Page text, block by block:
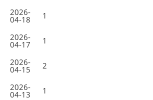
2026-
04-18 1
2026-
04-17 1
2026-
04-15 2
2026-
04-13 1